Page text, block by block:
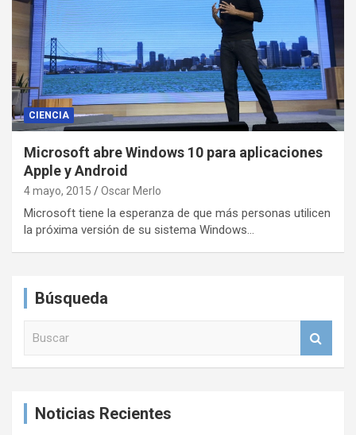
CIENCIA
Microsoft abre Windows 10 para aplicaciones
Apple y Android
4 mayo, 2015 Oscar Merlo
Microsoft tiene la esperanza de que más personas utilicen
la próxima versión de su sistema Windows…
Búsqueda
Noticias Recientes